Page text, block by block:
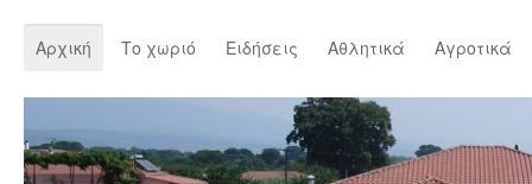
Αρχική Το χωριό Ειδήσεις Αθλητικά Αγροτικά